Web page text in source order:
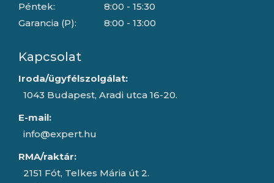
Péntek:
Garancia (P):
8:00 - 15:30
8:00 - 13:00
Kapcsolat
Iroda/ügyfélszolgálat:
1043 Budapest, Aradi utca 16-20.
E-mail:
info@expert.hu
RMA/raktár:
2151 Fót, Telkes Mária út 2.